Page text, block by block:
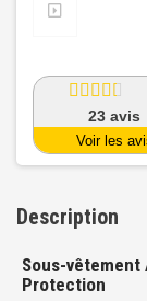
23avis
Voir les
Description
Sous-vêtement
Protection